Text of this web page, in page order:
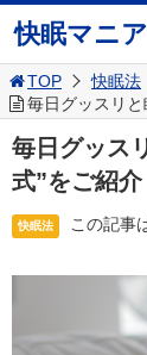
快眠マニア
TOP
快眠法
毎日グッスリと
毎日グッス
式”をご紹介
快眠法 この記事